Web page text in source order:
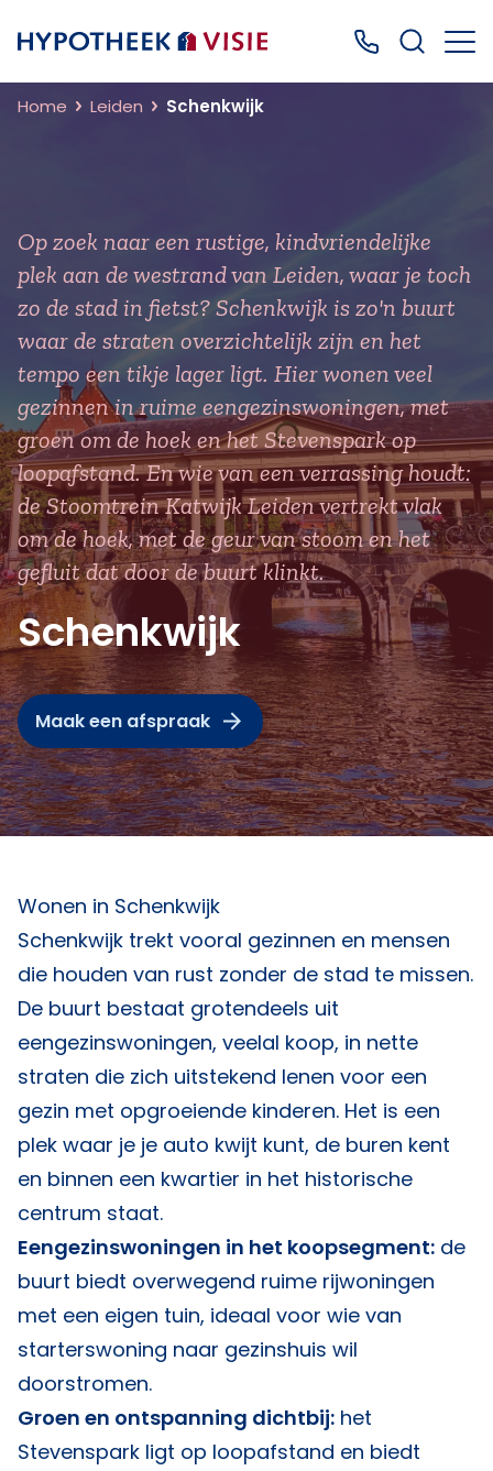
Terug naar home Bel ons: 0499
Home Leiden Schenkwijk
Op zoek naar een rustige, kindvriendelijke
plek aan de westrand van Leiden, waar je toch
zo de stad in fietst? Schenkwijk is zo'n buurt
waar de straten overzichtelijk zijn en het
tempo een tikje lager ligt. Hier wonen veel
gezinnen in ruime eengezinswoningen, met
groen om de hoek en het Stevenspark op
loopafstand. En wie van een verrassing houdt:
de Stoomtrein Katwijk Leiden vertrekt vlak
om de hoek, met de geur van stoom en het
gefluit dat door de buurt klinkt.
Schenkwijk
Maak een afspraak
Wonen in Schenkwijk
Schenkwijk trekt vooral gezinnen en mensen
die houden van rust zonder de stad te missen.
De buurt bestaat grotendeels uit
eengezinswoningen, veelal koop, in nette
straten die zich uitstekend lenen voor een
gezin met opgroeiende kinderen. Het is een
plek waar je je auto kwijt kunt, de buren kent
en binnen een kwartier in het historische
centrum staat.
Eengezinswoningen in het koopsegment: de
buurt biedt overwegend ruime rijwoningen
met een eigen tuin, ideaal voor wie van
starterswoning naar gezinshuis wil
doorstromen.
Groen en ontspanning dichtbij: het
Stevenspark ligt op loopafstand en biedt